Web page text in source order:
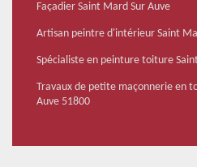
Façadier Saint Mard Sur Auve
Artisan peintre d'intérieur Saint
Spécialiste en peinture toiture
Travaux de petite maçonnerie en
Auve 51800